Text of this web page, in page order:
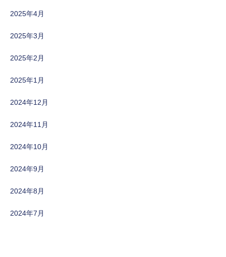
2025年4月
2025年3月
2025年2月
2025年1月
2024年12月
2024年11月
2024年10月
2024年9月
2024年8月
2024年7月